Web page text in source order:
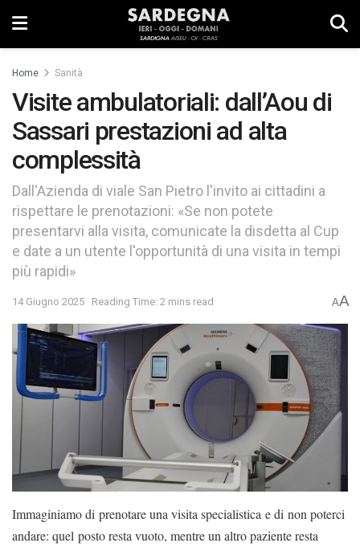
Home Sanità
Visite ambulatoriali: dall’Aou di
Sassari prestazioni ad alta
complessità
Dall'Azienda di viale San Pietro l'invito ai cittadini a
rispettare le prenotazioni: «Se non potete
presentarvi alla visita, comunicate la disdetta al Cup
e date a un utente l'opportunità di una visita in tempi
più rapidi»
14 Giugno 2025 Reading Time: 2 mins read AA
Immaginiamo di prenotare una visita specialistica e di non poterci
andare: quel posto resta vuoto, mentre un altro paziente resta